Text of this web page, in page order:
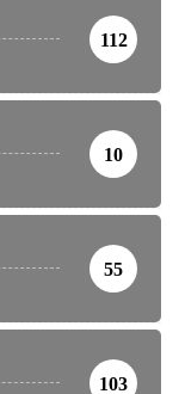
112
10
55
103